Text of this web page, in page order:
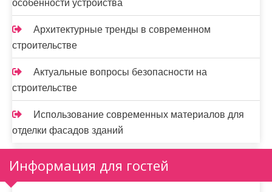
особенности устройства
Архитектурные тренды в современном
строительстве
Актуальные вопросы безопасности на
строительстве
Использование современных материалов для
отделки фасадов зданий
Информация для гостей